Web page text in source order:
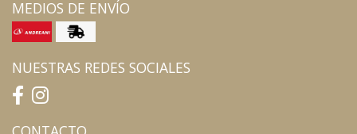
MEDIOS DE ENVÍO
NUESTRAS REDES SOCIALES